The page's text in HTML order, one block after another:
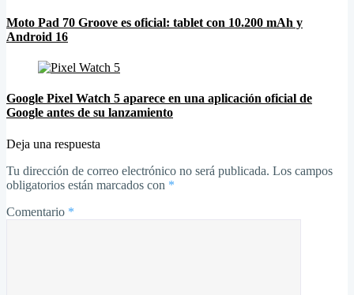
Moto Pad 70 Groove es oficial: tablet con 10.200 mAh y
Android 16
Google Pixel Watch 5 aparece en una aplicación oficial de
Google antes de su lanzamiento
Deja una respuesta
Tu dirección de correo electrónico no será publicada. Los campos
obligatorios están marcados con *
Comentario *